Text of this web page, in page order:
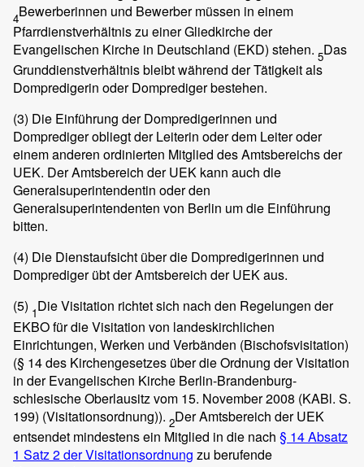
4Bewerberinnen und Bewerber müssen in einem
Pfarrdienstverhältnis zu einer Gliedkirche der
Evangelischen Kirche in Deutschland (EKD) stehen. 5Das
Grunddienstverhältnis bleibt während der Tätigkeit als
Dompredigerin oder Domprediger bestehen.
(3) Die Einführung der Dompredigerinnen und
Domprediger obliegt der Leiterin oder dem Leiter oder
einem anderen ordinierten Mitglied des Amtsbereichs der
UEK. Der Amtsbereich der UEK kann auch die
Generalsuperintendentin oder den
Generalsuperintendenten von Berlin um die Einführung
bitten.
(4) Die Dienstaufsicht über die Dompredigerinnen und
Domprediger übt der Amtsbereich der UEK aus.
(5) 1Die Visitation richtet sich nach den Regelungen der
EKBO für die Visitation von landeskirchlichen
Einrichtungen, Werken und Verbänden (Bischofsvisitation)
(§ 14 des Kirchengesetzes über die Ordnung der Visitation
in der Evangelischen Kirche Berlin-Brandenburg-
schlesische Oberlausitz vom 15. November 2008 (KABl. S.
199) (Visitationsordnung)). 2Der Amtsbereich der UEK
entsendet mindestens ein Mitglied in die nach § 14 Absatz
1 Satz 2 der Visitationsordnung zu berufende